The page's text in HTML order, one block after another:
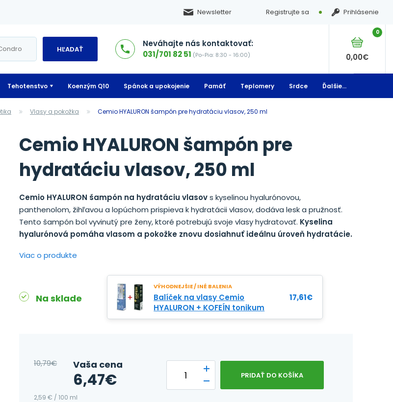
Newsletter Registrujte sa Prihlásenie
HĽADAŤ
Neváhajte nás kontaktovať:
031/701 82 51 (Po-Pia: 8:30 - 16:00)
0
0,00€
Tehotenstvo Koenzým Q10 Spánok a upokojenie Pamäť Teplomery Srdce Ďalšie...
Vlasy a pokožka Cemio HYALURON šampón pre hydratáciu vlasov, 250 ml
Cemio HYALURON šampón pre
hydratáciu vlasov, 250 ml
Cemio HYALURON šampón na hydratáciu vlasovs kyselinou hyalurónovou,
panthenolom, žihľavou a lopúchom prispieva k hydratácii vlasov, dodáva lesk a pružnosť.
Tento šampón bol vyvinutý pre ženy, ktoré potrebujú svoje vlasy hydratovať. Kyselina
hyalurónová pomáha vlasom a pokožke znovu dosiahnuť ideálnu úroveň hydratácie.
Viac o produkte
Na sklade
VÝHODNEJŠIE / INÉ BALENIA
Balíček na vlasy Cemio
HYALURON + KOFEÍN tonikum
17,61€
10,79€ Vaša cena
6,47€ PRIDAŤ DO KOŠÍKA
2,59 € / 100 ml